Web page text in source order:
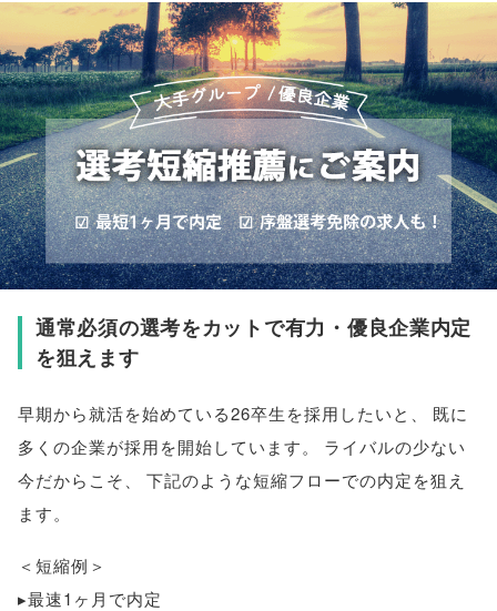
通常必須の選考をカットで有力・優良企業内定
を狙えます
早期から就活を始めている26卒生を採用したいと
既に
多くの企業が採用を開始しています。
ライバルの少ない
今だからこそ
下記のような短縮フローでの内定を狙え
ます。
＜短縮例＞
▸最速1ヶ月で内定